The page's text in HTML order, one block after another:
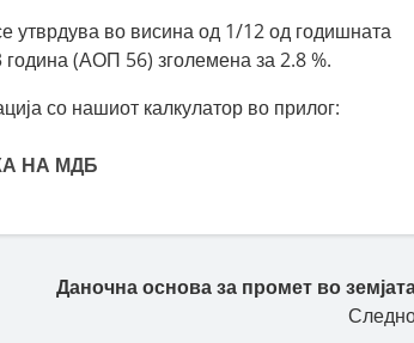
утврдува во висина од 1/12 од годишната
(АОП 56) зголемена за 2.8 %.
со нашиот калкулатор во прилог:
НА МДБ
Даночна основа за промет во